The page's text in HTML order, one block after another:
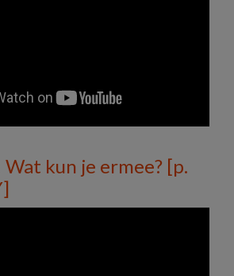
Wat kun je ermee? [p.